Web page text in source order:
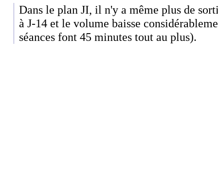
Dans le plan JI, il n'y a même plus de
à J-14 et le volume baisse
séances font 45 minutes tout au plus).